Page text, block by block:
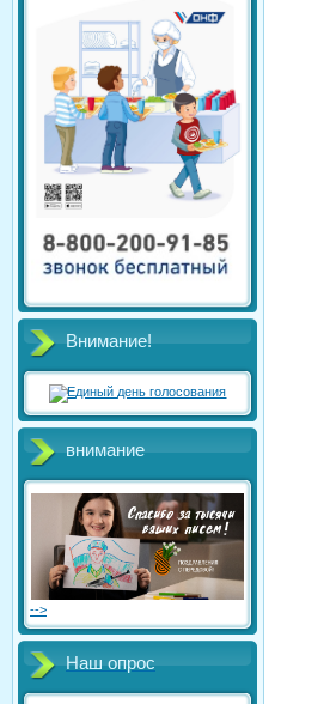
Внимание!
внимание
-->
Наш опрос